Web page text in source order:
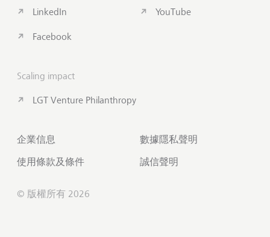
LinkedIn
Facebook
YouTube
Scaling impact
LGT Venture Philanthropy
企業信息
使用條款及條件
數據隱私聲明
誠信聲明
© 版權所有 2026